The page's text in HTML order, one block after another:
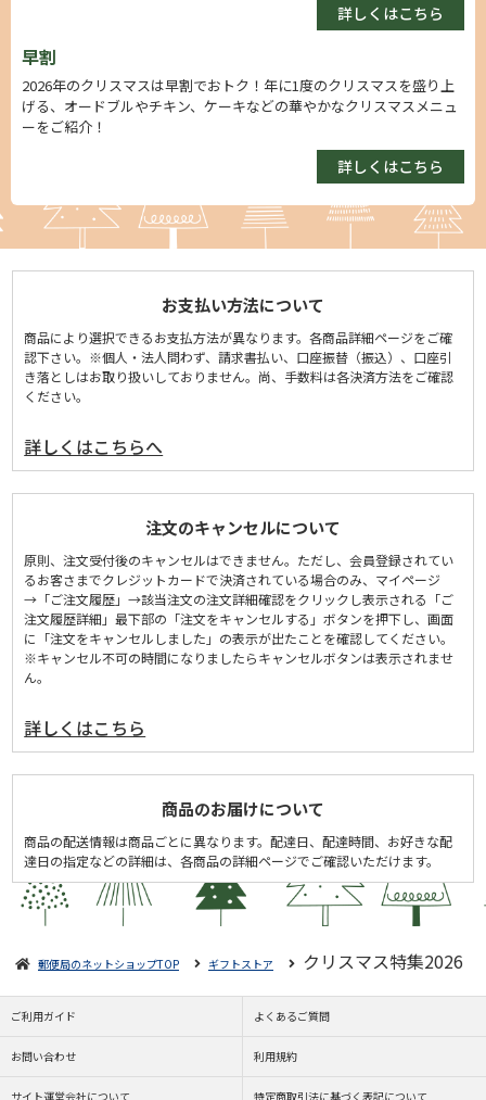
詳しくはこちら
早割
2026年のクリスマスは早割でおトク！年に1度のクリスマスを盛り上
げる、オードブルやチキン、ケーキなどの華やかなクリスマスメニュ
ーをご紹介！
詳しくはこちら
お支払い方法について
商品により選択できるお支払方法が異なります。各商品詳細ページをご確
認下さい。※個人・法人問わず、請求書払い、口座振替（振込）、口座引
き落としはお取り扱いしておりません。尚、手数料は各決済方法をご確認
ください。
詳しくはこちらへ
注文のキャンセルについて
原則、注文受付後のキャンセルはできません。ただし、会員登録されてい
るお客さまでクレジットカードで決済されている場合のみ、マイページ
→「ご注文履歴」→該当注文の注文詳細確認をクリックし表示される「ご
注文履歴詳細」最下部の「注文をキャンセルする」ボタンを押下し、画面
に「注文をキャンセルしました」の表示が出たことを確認してください。
※キャンセル不可の時間になりましたらキャンセルボタンは表示されませ
ん。
詳しくはこちら
商品のお届けについて
商品の配送情報は商品ごとに異なります。配達日、配達時間、お好きな配
達日の指定などの詳細は、各商品の詳細ページでご確認いただけます。
郵便局のネットショップTOP ギフトストア クリスマス特集2026
ご利用ガイド よくあるご質問
お問い合わせ 利用規約
サイト運営会社について 特定商取引法に基づく表記について